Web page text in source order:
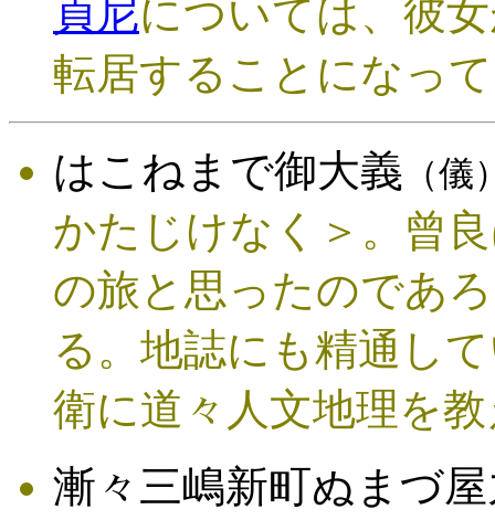
貞尼については、彼
転居することになっ
はこねまで御大義 （儀
かたじけなく＞。曾
の旅と思ったのであ
る。地誌にも精通し
衛に道々人文地理を
漸々三嶋新町ぬまづ